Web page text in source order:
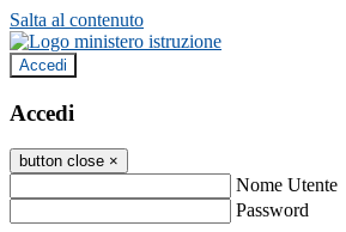
Salta al contenuto
Accedi
Accedi
button close ×
Nome Utente
Password